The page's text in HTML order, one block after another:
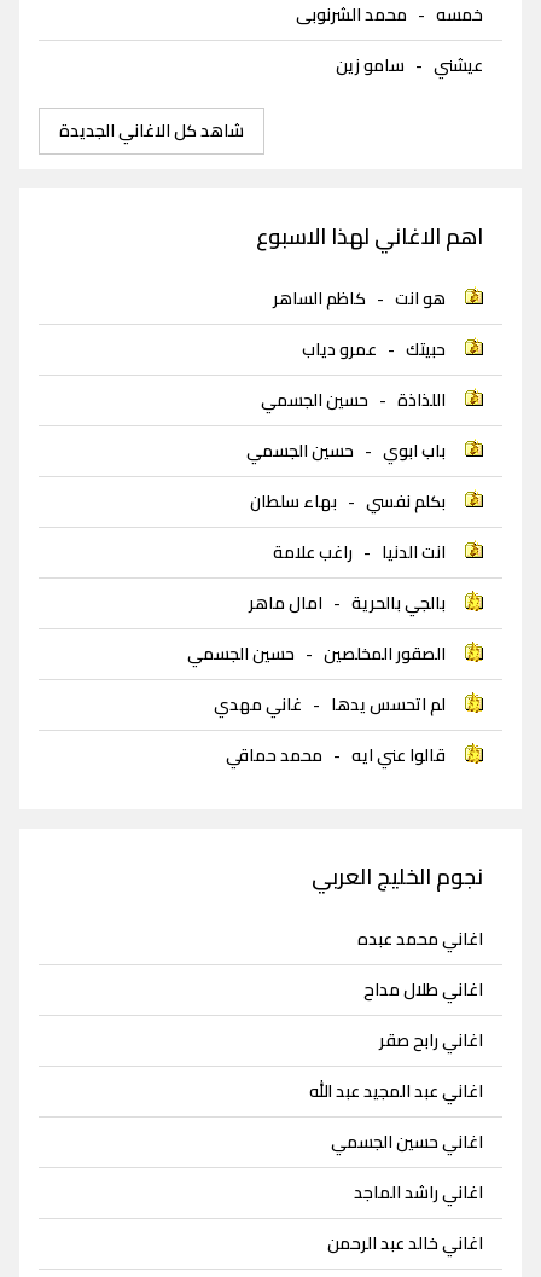
خمسه - محمد الشرنوبى
عيشني - سامو زين
شاهد كل الاغاني الجديدة
اهم الاغاني لهذا الاسبوع
هو انت - كاظم الساهر
حبيتك - عمرو دياب
اللذاذة - حسين الجسمي
باب ابوي - حسين الجسمي
بكلم نفسي - بهاء سلطان
انت الدنيا - راغب علامة
بالجي بالحرية - امال ماهر
الصقور المخلصين - حسين الجسمي
لم اتحسس يدها - غاني مهدي
قالوا عني ايه - محمد حماقي
نجوم الخليج العربي
اغاني محمد عبده
اغاني طلال مداح
اغاني رابح صقر
اغاني عبد المجيد عبد الله
اغاني حسين الجسمي
اغاني راشد الماجد
اغاني خالد عبد الرحمن